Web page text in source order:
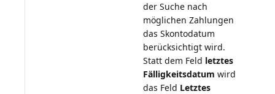
der Suche nach
möglichen Zahlungen
das Skontodatum
berücksichtigt wird.
Statt dem Feld letztes
Fälligkeitsdatum wird
das Feld Letztes